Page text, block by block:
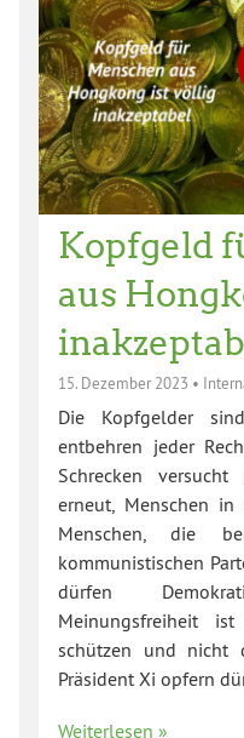
Kopfgeld
aus
15. Dezember 2023 •
Die Kopfgelder
entbehren jeder
Schrecken
erneut, Menschen
Menschen, die
kommunistischen
dürfen
Meinungsfreiheit
schützen und nicht
Präsident Xi opfern
Weiterlesen »